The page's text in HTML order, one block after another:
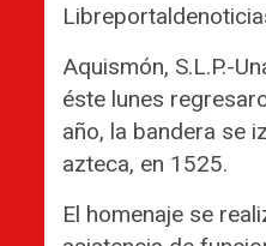
Aquismón, S.L.P.-
éste lunes
año, la bandera se
azteca, en 1525.
El homenaje se